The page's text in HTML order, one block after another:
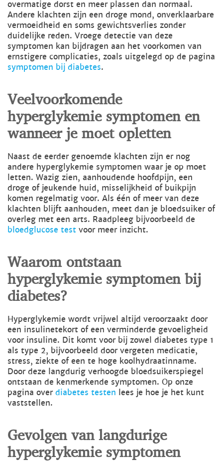
overmatige dorst en meer plassen dan normaal.
Andere klachten zijn een droge mond, onverklaarbare
vermoeidheid en soms gewichtsverlies zonder
duidelijke reden. Vroege detectie van deze
symptomen kan bijdragen aan het voorkomen van
ernstigere complicaties, zoals uitgelegd op de pagina
symptomen bij diabetes.
Veelvoorkomende
hyperglykemie symptomen en
wanneer je moet opletten
Naast de eerder genoemde klachten zijn er nog
andere hyperglykemie symptomen waar je op moet
letten. Wazig zien, aanhoudende hoofdpijn, een
droge of jeukende huid, misselijkheid of buikpijn
komen regelmatig voor. Als één of meer van deze
klachten blijft aanhouden, meet dan je bloedsuiker of
overleg met een arts. Raadpleeg bijvoorbeeld de
bloedglucose test voor meer inzicht.
Waarom ontstaan
hyperglykemie symptomen bij
diabetes?
Hyperglykemie wordt vrijwel altijd veroorzaakt door
een insulinetekort of een verminderde gevoeligheid
voor insuline. Dit komt voor bij zowel diabetes type 1
als type 2, bijvoorbeeld door vergeten medicatie,
stress, ziekte of een te hoge koolhydraatinname.
Door deze langdurig verhoogde bloedsuikerspiegel
ontstaan de kenmerkende symptomen. Op onze
pagina overdiabetes testen lees je hoe je het kunt
vaststellen.
Gevolgen van langdurige
hyperglykemie symptomen